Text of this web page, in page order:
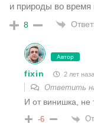
и природы во время
8
Автор
fixin 2 лет
Ответить
И от винишка, не
-6